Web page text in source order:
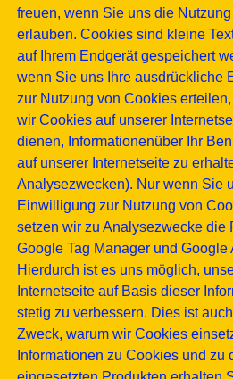
freuen, wenn Sie uns die
erlauben. Cookies sind kleine
auf Ihrem Endgerät gespeichert
wenn Sie uns Ihre ausdrückliche
zur Nutzung von Cookies
wir Cookies auf unserer
dienen, Informationenüber Ihr
auf unserer Internetseite zu
Analysezwecken). Nur wenn Sie
Einwilligung zur Nutzung von
setzen wir zu Analysezwecke die
Google Tag Manager und Google
Hierdurch ist es uns möglich,
Internetseite auf Basis dieser
stetig zu verbessern. Dies ist
Zweck, warum wir Cookies
Informationen zu Cookies und zu